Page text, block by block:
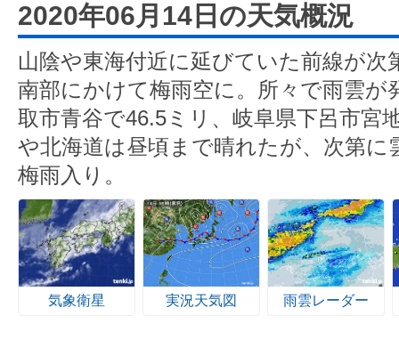
2020年06月14日の天気概況
山陰や東海付近に延びていた前線が次
南部にかけて梅雨空に。所々で雨雲が
取市青谷で46.5ミリ、岐阜県下呂市宮
や北海道は昼頃まで晴れたが、次第に
梅雨入り。
気象衛星 実況天気図 雨雲レーダー